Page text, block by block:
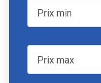
Prix minPrix min
Prix maxPrix max